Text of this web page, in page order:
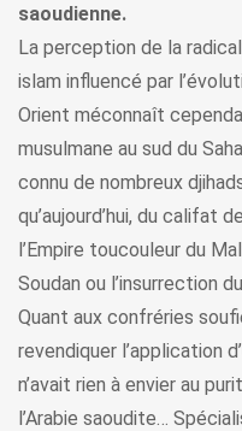
saoudienne.
La perception de la
islam influencé par
Orient méconnaît
musulmane au sud du
connu de nombreux
qu’aujourd’hui, du califat
l’Empire toucouleur du
Soudan ou l’insurrection
Quant aux confréries
revendiquer l’application
n’avait rien à envier au
l’Arabie saoudite…